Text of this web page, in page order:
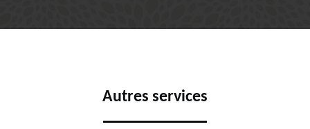
Autres services